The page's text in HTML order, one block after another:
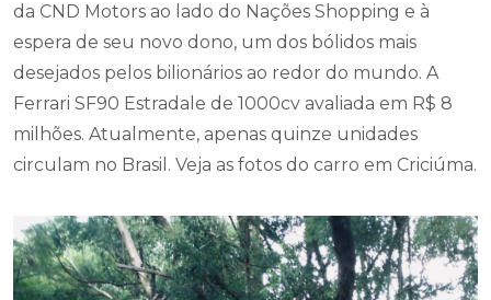
da CND Motors ao lado do Nações Shopping e à
espera de seu novo dono, um dos bólidos mais
desejados pelos bilionários ao redor do mundo. A
Ferrari SF90 Estradale de 1000cv avaliada em R$ 8
milhões. Atualmente, apenas quinze unidades
circulam no Brasil. Veja as fotos do carro em Criciúma.